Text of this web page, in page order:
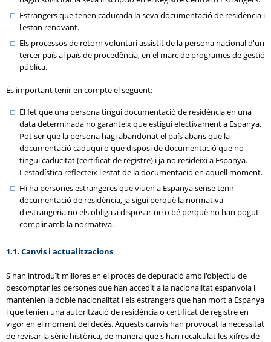
Estrangers que tenen caducada la seva documentació de residència i
l'estan renovant.
Els processos de retorn voluntari assistit de la persona nacional d'un
tercer país al país de procedència, en el marc de programes de gestió
pública.
És important tenir en compte el següent:
El fet que una persona tingui documentació de residència en una
data determinada no garanteix que estigui efectivament a Espanya.
Pot ser que la persona hagi abandonat el país abans que la
documentació caduqui o que disposi de documentació que no
tingui caducitat (certificat de registre) i ja no resideixi a Espanya.
L'estadística reflecteix l'estat de la documentació en aquell moment.
Hi ha persones estrangeres que viuen a Espanya sense tenir
documentació de residència, ja sigui perquè la normativa
d'estrangeria no els obliga a disposar-ne o bé perquè no han pogut
complir amb la normativa.
1.1. Canvis i actualitzacions
S'han introduït millores en el procés de depuració amb l'objectiu de
descomptar les persones que han accedit a la nacionalitat espanyola i
mantenien la doble nacionalitat i els estrangers que han mort a Espanya
i que tenien una autorització de residència o certificat de registre en
vigor en el moment del decés. Aquests canvis han provocat la necessitat
de revisar la sèrie històrica, de manera que s'han recalculat les xifres de